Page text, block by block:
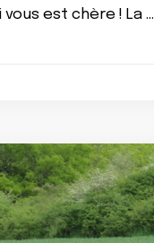
vous est chère ! La …